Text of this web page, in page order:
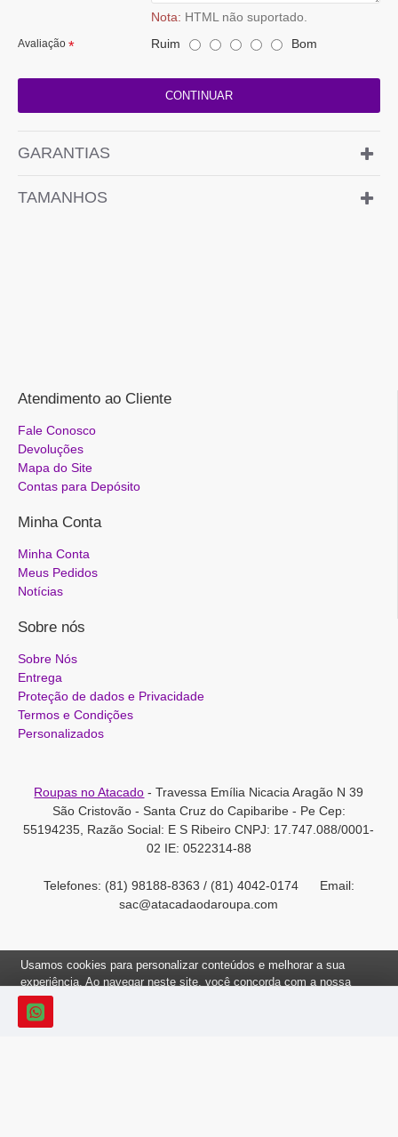
Nota: HTML não suportado.
Avaliação Ruim Bom
CONTINUAR
GARANTIAS
TAMANHOS
Atendimento ao Cliente
Fale Conosco
Devoluções
Mapa do Site
Contas para Depósito
Minha Conta
Minha Conta
Meus Pedidos
Notícias
Sobre nós
Sobre Nós
Entrega
Proteção de dados e Privacidade
Termos e Condições
Personalizados
Roupas no Atacado - Travessa Emília Nicacia Aragão N 39
São Cristovão - Santa Cruz do Capibaribe - Pe Cep:
55194235, Razão Social: E S Ribeiro CNPJ: 17.747.088/0001-
02 IE: 0522314-88
Telefones: (81) 98188-8363 / (81) 4042-0174 Email:
sac@atacadaodaroupa.com
Roupas no Atacado 2012-2022, Todos os direitos reservados.
Usamos cookies para personalizar conteúdos e melhorar a sua
experiência. Ao navegar neste site, você concorda com a nossa
Política de Cookies.